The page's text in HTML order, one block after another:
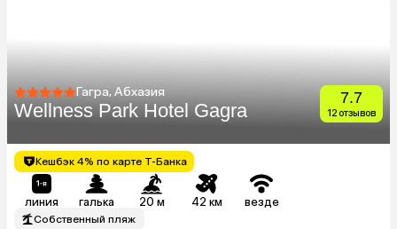
Гагра, Абхазия
Wellness Park Hotel Gagra
7.7
12 отзывов
Кешбэк 4% по карте Т-Банка
линия галька 20 м 42 км везде
Собственный пляж